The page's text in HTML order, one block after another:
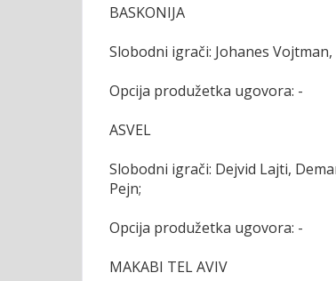
BASKONIJA
Slobodni igrači: Johanes
Opcija produžetka ugovora: -
ASVEL
Slobodni igrači: Dejvid Lajti,
Pejn;
Opcija produžetka ugovora: -
MAKABI TEL AVIV